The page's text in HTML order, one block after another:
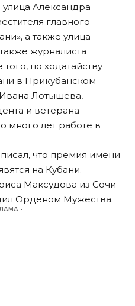
улица Александра
главного
а также улица
журналиста
по ходатайству
в Прикубанском
Ивана Лотышева,
и ветерана
много лет работе в
писал, что премия имени
на Кубани.
Максудова из Сочи
Орденом Мужества.
-